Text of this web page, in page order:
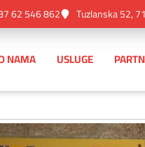
62 546 862 Tuzlanska 52,
NAMA USLUGE